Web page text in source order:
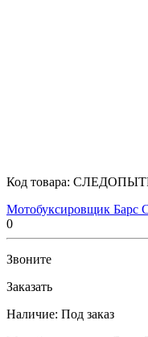
Код товара:
Мотобуксировщик Барс
0
Звоните
Заказать
Наличие: Под заказ